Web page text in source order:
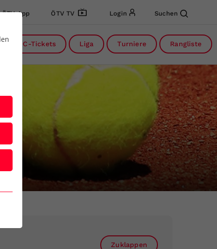
ÖTV App ÖTV TV Login Suchen
DC-Tickets Liga Turniere Rangliste
Zuklappen